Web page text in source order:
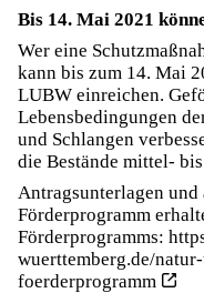
Bis 14. Mai 2021
Wer eine
kann bis zum 14. Mai
LUBW einreichen.
Lebensbedingungen
und Schlangen
die Bestände mittel-
Antragsunterlagen
Förderprogramm
Förderprogramms:
wuerttemberg.de/
foerderprogramm